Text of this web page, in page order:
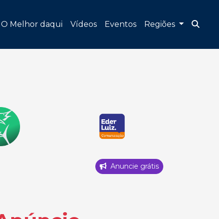
O Melhor daqui Vídeos Eventos Regiões
Anuncie grátis